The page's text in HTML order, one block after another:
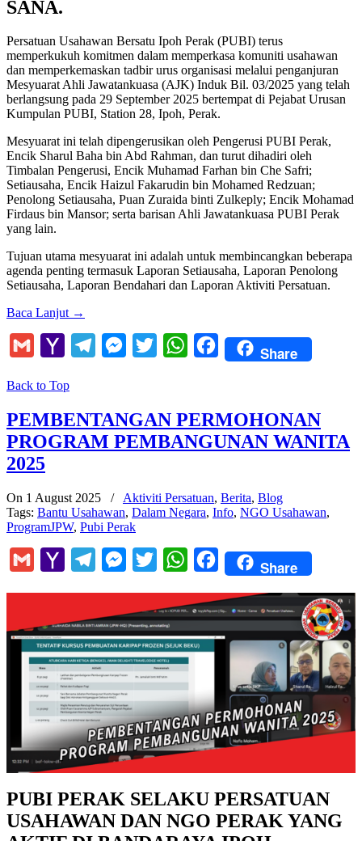
SANA.
Persatuan Usahawan Bersatu Ipoh Perak (PUBI) terus
memperkukuh komitmen dalam memperkasa komuniti usahawan
dan memperkemaskan tadbir urus organisasi melalui penganjuran
Mesyuarat Ahli Jawatankuasa (AJK) Induk Bil. 03/2025 yang telah
berlangsung pada 29 September 2025 bertempat di Pejabat Urusan
Kumpulan PUBI, Station 28, Ipoh, Perak.
Mesyuarat ini telah dipengerusikan oleh Pengerusi PUBI Perak,
Encik Sharul Baha bin Abd Rahman, dan turut dihadiri oleh
Timbalan Pengerusi, Encik Muhamad Farhan bin Che Safri;
Setiausaha, Encik Haizul Fakarudin bin Mohamed Redzuan;
Penolong Setiausaha, Puan Zuraida binti Zulkeply; Encik Mohamad
Firdaus bin Mansor; serta barisan Ahli Jawatankuasa PUBI Perak
yang lain.
Tujuan utama mesyuarat ini adalah untuk membincangkan beberapa
agenda penting termasuk Laporan Setiausaha, Laporan Penolong
Setiausaha, Laporan Bendahari dan Laporan Aktiviti Persatuan.
Baca Lanjut→
Gmail
Yahoo
TelegramMessenger
Twitter WhatsAppFacebookShare
Back to Top
PEMBENTANGAN PERMOHONAN
PROGRAM PEMBANGUNAN WANITA
2025
On 1 August 2025 / Aktiviti Persatuan, Berita, Blog
Tags: Bantu Usahawan, Dalam Negara, Info, NGO Usahawan,
ProgramJPW, Pubi Perak
Gmail
Yahoo
TelegramMessenger
Twitter WhatsAppFacebookShare
PUBI PERAK SELAKU PERSATUAN
USAHAWAN DAN NGO PERAK YANG